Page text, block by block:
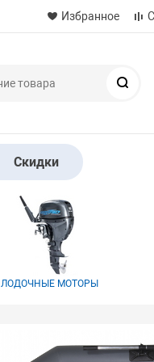
Избранное
Скидки
ЛОДОЧНЫЕ МОТОРЫ